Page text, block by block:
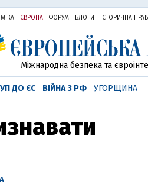
ЄВРОПА ФОРУМ БЛОГИ ІСТОРИЧНА
Міжнародна безпека та
ДО ЄС ВІЙНА З РФ УГОРЩИНА